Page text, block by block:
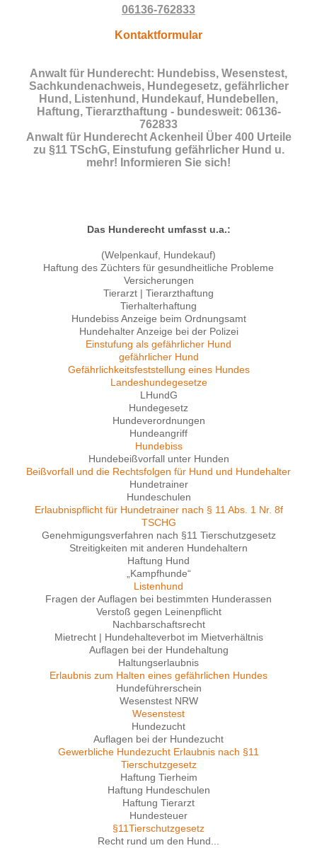
06136-762833
Kontaktformular
Anwalt für Hunderecht: Hundebiss, Wesenstest,
Sachkundenachweis, Hundegesetz, gefährlicher
Hund, Listenhund, Hundekauf, Hundebellen,
Haftung, Tierarzthaftung - bundesweit: 06136-
762833
Anwalt für Hunderecht Ackenheil Über 400 Urteile
zu §11 TSchG, Einstufung gefährlicher Hund u.
mehr! Informieren Sie sich!
Das Hunderecht umfasst u.a.:
(Welpenkauf, Hundekauf)
Haftung des Züchters für gesundheitliche Probleme
Versicherungen
Tierarzt | Tierarzthaftung
Tierhalterhaftung
Hundebiss Anzeige beim Ordnungsamt
Hundehalter Anzeige bei der Polizei
Einstufung als gefährlicher Hund
gefährlicher Hund
Gefährlichkeitsfeststellung eines Hundes
Landeshundegesetze
LHundG
Hundegesetz
Hundeverordnungen
Hundeangriff
Hundebiss
Hundebeißvorfall unter Hunden
Beißvorfall und die Rechtsfolgen für Hund und Hundehalter
Hundetrainer
Hundeschulen
Erlaubnispflicht für Hundetrainer nach § 11 Abs. 1 Nr. 8f
TSCHG
Genehmigungsverfahren nach §11 Tierschutzgesetz
Streitigkeiten mit anderen Hundehaltern
Haftung Hund
„Kampfhunde“
Listenhund
Fragen der Auflagen bei bestimmten Hunderassen
Verstoß gegen Leinenpflicht
Nachbarschaftsrecht
Mietrecht | Hundehalteverbot im Mietverhältnis
Auflagen bei der Hundehaltung
Haltungserlaubnis
Erlaubnis zum Halten eines gefährlichen Hundes
Hundeführerschein
Wesenstest NRW
Wesenstest
Hundezucht
Auflagen bei der Hundezucht
Gewerbliche Hundezucht Erlaubnis nach §11
Tierschutzgesetz
Haftung Tierheim
Haftung Hundeschulen
Haftung Tierarzt
Hundesteuer
§11Tierschutzgesetz
Recht rund um den Hund...